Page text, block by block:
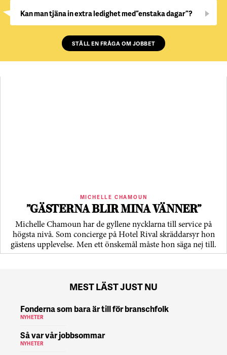
Kan man tjäna in extra ledighet med ”enstaka dagar”?
STÄLL EN FRÅGA OM JOBBET
MICHELLE CHAMOUN
”GÄSTERNA BLIR MINA VÄNNER”
Michelle Chamoun har de gyllene nycklarna till service på
högsta nivå. Som concierge på Hotel Rival skräddarsyr hon
gästens upp­levelse. Men ett önskemål måste hon säga nej till.
MEST LÄST JUST NU
Fonderna som bara är till för branschfolk
NYHETER
Så var vår jobbsommar
NYHETER